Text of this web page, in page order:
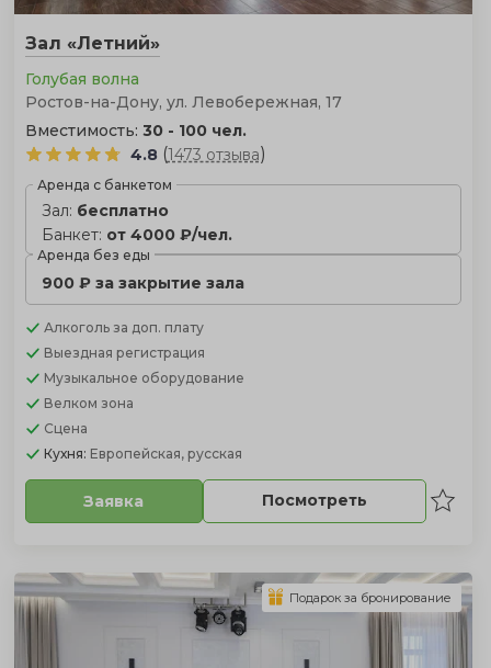
Зал «Летний»
Голубая волна
Ростов-на-Дону, ул. Левобережная, 17
Вместимость: 30 - 100 чел.
4.8 (1473 отзыва)
Аренда с банкетом
Зал: бесплатно
Банкет: от 4000 ₽/чел.
Аренда без еды
900 ₽ за закрытие зала
Алкоголь за доп. плату
Выездная регистрация
Музыкальное оборудование
Велком зона
Сцена
Кухня: Европейская, русская
Заявка Посмотреть
Подарок за бронирование